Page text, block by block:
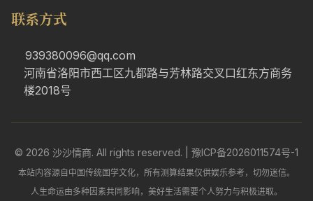
联系方式
939380096@qq.com
河南省洛阳市西工区九都路与芳林路交叉口红东方商务
楼2018号
© 2026 沙沙情商. All rights reserved. | 豫ICP备2026011574号-1
本站内容源自中国传统国学文化，所有测算结果仅供娱乐参考，切勿迷信。
人生命运由多种因素共同影响，美好生活需要个人努力与积极进取。